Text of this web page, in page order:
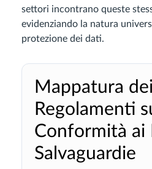
settori incontrano queste
evidenziando la natura
protezione dei dati.
Mappatura dei
Regolamenti
Conformità ai
Salvaguardie